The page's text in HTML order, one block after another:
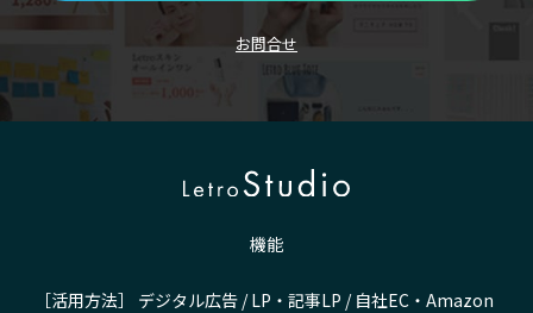
お問合せ
機能
［活用方法］ デジタル広告 /LP・記事LP / 自社EC・Amazon